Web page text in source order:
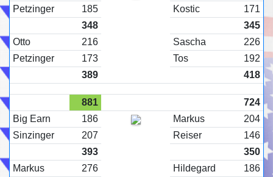
Petzinger
185 Kostic
171
348
345
Otto
216 Sascha
226
Petzinger
173 Tos
192
389
418
881
724
Big Earn
186 Markus
204
Sinzinger
207 Reiser
146
393
350
Markus
276 Hildegard
186